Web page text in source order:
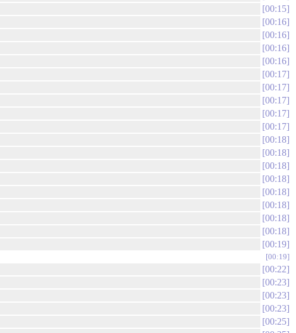
00:15
00:16
00:16
00:16
00:16
00:17
00:17
00:17
00:17
00:17
00:18
00:18
00:18
00:18
00:18
00:18
00:18
00:18
00:19
00:19
00:22
00:23
00:23
00:23
00:25